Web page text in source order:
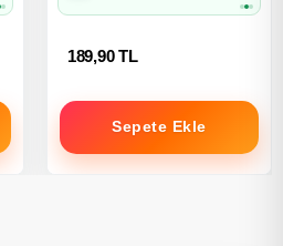
189,90 TL
Sepete Ekle